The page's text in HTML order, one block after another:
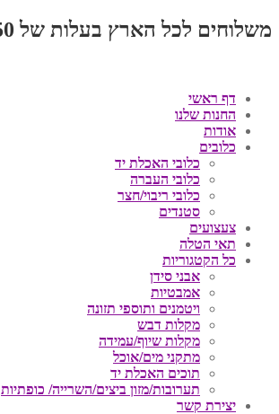
משלוחים לכל הארץ בעלות של 50 ש"ח בלבד!
דף ראשי
החנות שלנו
אודות
כלובים
כלובי האכלת יד
כלובי העברה
כלובי ריבוי/חצר
סטנדים
צעצועים
תאי הטלה
כל הקטגוריות
אבני סידן
אמבטיות
ויטמנים ותוספי תזונה
מקלות דבש
מקלות שיוף/עמידה
מתקני מים/אוכל
תוכים האכלת יד
תערובות/מזון ביצים/השרייה/ כופתיות
יצירת קשר